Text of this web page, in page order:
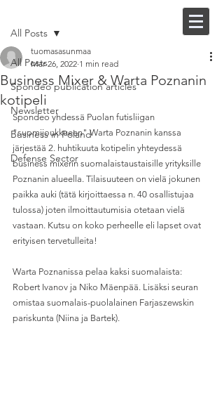
All Posts
Spondeo publication articles
Newsletter
Business in Poland
Defense Sector
All Posts
Business Mixer & Warta Poznanin
kotipeli
tuomasasunmaa
Mar 26, 2022 1 min read
Spondeo yhdessä Puolan futisliigan
"suomijoukkueen" Warta Poznanin kanssa
järjestää 2. huhtikuuta kotipelin yhteydessä
business mixerin suomalaistaustaisille yrityksille
Poznanin alueella. Tilaisuuteen on vielä jokunen
paikka auki (tätä kirjoittaessa n. 40 osallistujaa
tulossa) joten ilmoittautumisia otetaan vielä
vastaan. Kutsu on koko perheelle eli lapset ovat
erityisen tervetulleita!
Warta Poznanissa pelaa kaksi suomalaista:
Robert Ivanov ja Niko Mäenpää. Lisäksi seuran
omistaa suomalais-puolalainen Farjaszewskin
pariskunta (Niina ja Bartek).